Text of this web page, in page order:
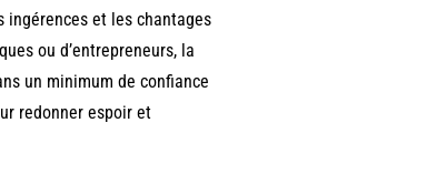
ingérences et les chantages
ou d’entrepreneurs, la
un minimum de confiance
redonner espoir et